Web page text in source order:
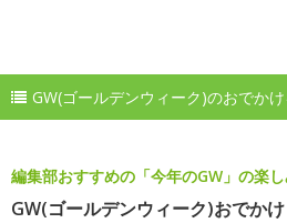
GW(ゴールデンウィーク)のおでか
編集部おすすめの「今年のGW」の楽
GW(ゴールデンウィーク)おでか